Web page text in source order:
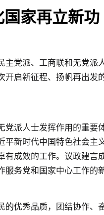
家再立新功
党派、工商联和无党
启新征程、扬帆再出
人士发挥作用的重要
新时代中国特色社会
成效的工作。议政建言
务党和国家中心工作的
秀品质，团结协作、